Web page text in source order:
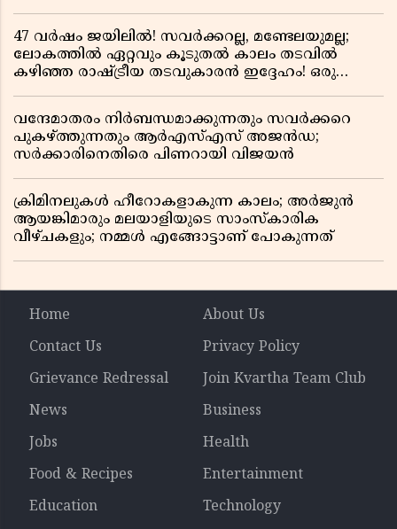
47 വർഷം ജയിലിൽ! സവർക്കറല്ല, മണ്ടേലയുമല്ല;
ലോകത്തിൽ ഏറ്റവും കൂടുതൽ കാലം തടവിൽ
കഴിഞ്ഞ രാഷ്ട്രീയ തടവുകാരൻ ഇദ്ദേഹം! ഒരു
വന്ദേമാതരം നിർബന്ധമാക്കുന്നതും സവർക്കറെ
പുകഴ്ത്തുന്നതും ആർഎസ്എസ് അജൻഡ;
സർക്കാരിനെതിരെ പിണറായി വിജയൻ
ക്രിമിനലുകൾ ഹീറോകളാകുന്ന കാലം; അർജുൻ
ആയങ്കിമാരും മലയാളിയുടെ സാംസ്കാരിക
വീഴ്ചകളും; നമ്മൾ എങ്ങോട്ടാണ് പോകുന്നത്
Home
About Us
Contact Us
Privacy Policy
Grievance Redressal
Join Kvartha Team Club
News
Business
Jobs
Health
Food & Recipes
Entertainment
Education
Technology